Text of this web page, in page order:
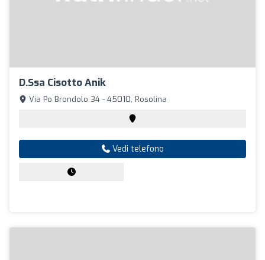
D.ssa Cisotto Anik
Via Po Brondolo 34 - 45010, Rosolina
Vedi telefono